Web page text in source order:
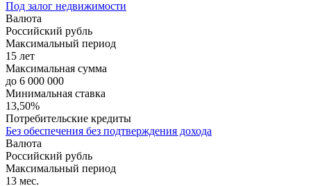
Под залог недвижимости
Валюта
Российский рубль
Максимальный период
15 лет
Максимальная сумма
до 6 000 000
Минимальная ставка
13,50%
Потребительские кредиты
Без обеспечения без подтверждения дохода
Валюта
Российский рубль
Максимальный период
13 мес.